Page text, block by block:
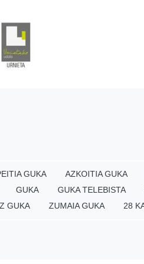
GUKA AZKOITIA GUKA
GUKA GUKA TELEBISTA
GUKA ZUMAIA GUKA 28